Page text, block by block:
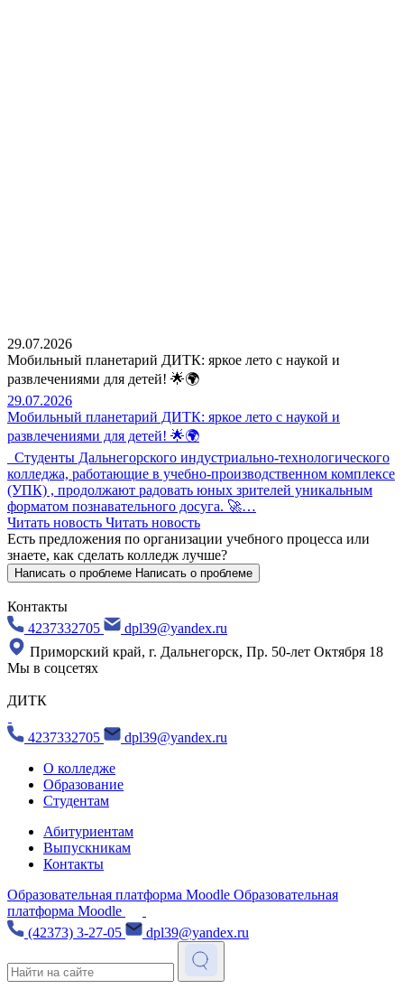
29.07.2026
Мобильный планетарий ДИТК: яркое лето с наукой и
развлечениями для детей! 🌟🌍
29.07.2026
Мобильный планетарий ДИТК: яркое лето с наукой и
развлечениями для детей! 🌟🌍
Студенты Дальнегорского индустриально-технологического
колледжа, работающие в учебно-производственном комплексе
(УПК) , продолжают радовать юных зрителей уникальным
форматом познавательного досуга. 🚀…
Читать новость Читать новость
Есть предложения по организации учебного процесса или
знаете, как сделать колледж лучше?
Написать о проблеме Написать о проблеме
Контакты
4237332705
dpl39@yandex.ru
Приморский край, г. Дальнегорск, Пр. 50-лет Октября 18
Мы в соцсетях
ДИТК
4237332705
dpl39@yandex.ru
О колледже
Образование
Студентам
Абитуриентам
Выпускникам
Контакты
Образовательная платформа Moodle Образовательная
платформа Moodle
(42373) 3-27-05
dpl39@yandex.ru